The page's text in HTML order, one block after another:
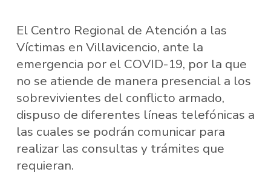
El Centro Regional de Atención a las
Víctimas en Villavicencio, ante la
emergencia por el COVID-19, por la que
no se atiende de manera presencial a los
sobrevivientes del conflicto armado,
dispuso de diferentes líneas telefónicas a
las cuales se podrán comunicar para
realizar las consultas y trámites que
requieran.